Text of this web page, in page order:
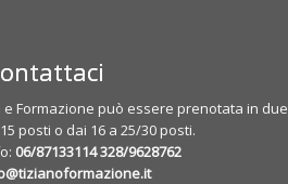
Formazione può essere prenotata in due
posti o dai 16 a 25/30 posti.
06/87133114328/9628762